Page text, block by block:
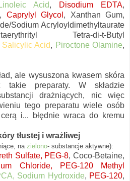
Linoleic Acid, Disodium EDTA,
, Caprylyl Glycol , Xanthan Gum,
Sodium Acryloyldimethyltaurate
Tetra-di-t-Butyl
Salicylic Acid, Piroctone Olamine,
ale wysuszona kwasem skóra
takie preparaty. W składzie
drażniących, nic więc
tego preparatu wiele osób
i... błędnie wraca do kremu
tłustej i wrażliwej
, na zielono- substancje aktywne):
Sulfate, PEG-8, Coco-Betaine,
Chloride, PEG-120
Methyl
Sodium Hydroxide, PEG-120,